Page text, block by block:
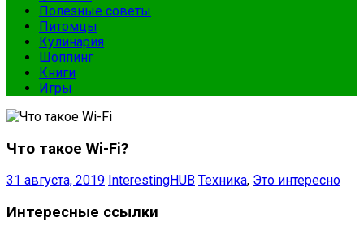
Полезные советы
Питомцы
Кулинария
Шоппинг
Книги
Игры
Что такое Wi-Fi?
31 августа, 2019 InterestingHUB Техника, Это интересно
Интересные ссылки